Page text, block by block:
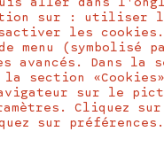
aller dans
sur : utiliser
les
menu (symbolisé
avancés. Dans la
section
sur le
Cliquez
sur